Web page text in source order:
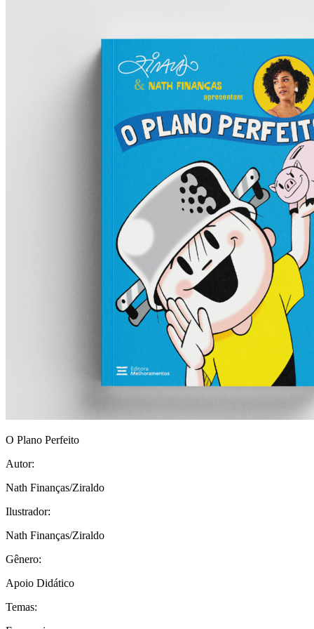
O Plano Perfeito
Autor:
Nath Finanças/Ziraldo
Ilustrador:
Nath Finanças/Ziraldo
Gênero:
Apoio Didático
Temas: